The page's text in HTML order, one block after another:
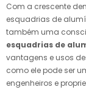
Com a crescente
esquadrias de
também uma
esquadrias de
vantagens e usos
como ele pode ser
engenheiros e